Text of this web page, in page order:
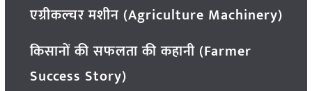
एग्रीकल्चर मशीन (Agriculture Machinery)
किसानों की सफलता की कहानी (Farmer
Success Story)